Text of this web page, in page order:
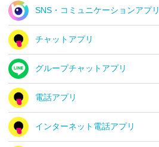
SNS・コミュニケーションアプリ
チャットアプリ
グループチャットアプリ
電話アプリ
インターネット電話アプリ